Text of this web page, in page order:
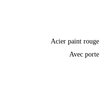
Acier paint rouge
Avec porte